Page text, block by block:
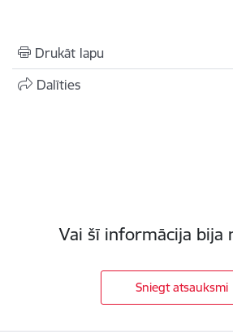
Drukāt lapu
Dalīties
Vai šī informācija bija
Sniegt atsauksmi